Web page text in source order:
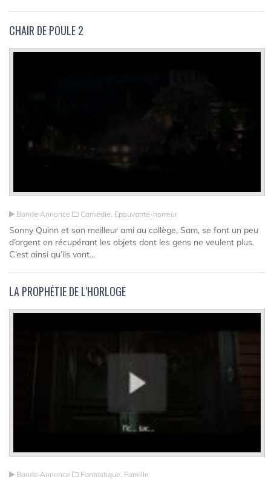
CHAIR DE POULE 2
Bande Annonce Comédie, Epouvante-horreur
Sonny Quinn et son meilleur ami au collège, Sam, se font un peu
d’argent en récupérant les objets dont les gens ne veulent plus.
C’est ainsi qu’ils vont...
LA PROPHÉTIE DE L'HORLOGE
Bande Annonce Fantastique, Famille